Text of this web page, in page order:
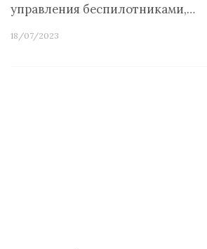
управления беспилотниками,…
18/07/2023